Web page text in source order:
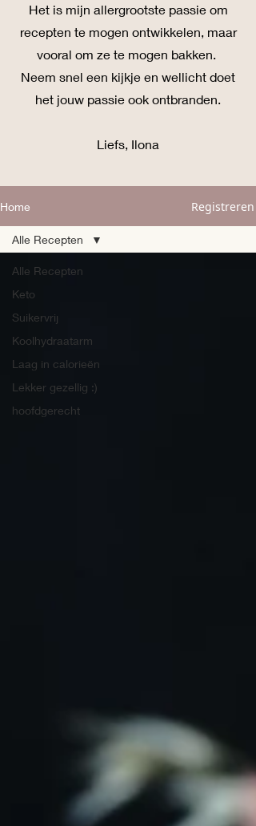
Het is mijn allergrootste passie om
recepten te mogen ontwikkelen, maar
vooral om ze te mogen bakken.
Neem snel een kijkje en wellicht doet
het jouw passie ook ontbranden.
Liefs, Ilona
Home Registreren
Alle Recepten
Keto
Suikervrij
Koolhydraatarm
Laag in calorieën
Lekker gezellig :)
hoofdgerecht
Alle Recepten